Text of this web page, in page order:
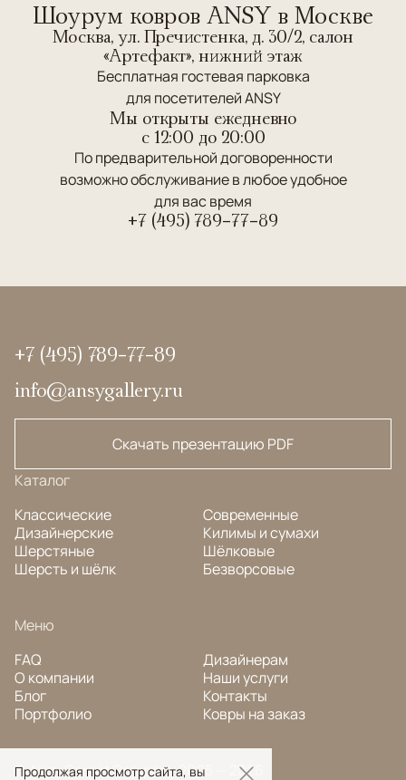
Шоурум ковров ANSY в Москве
Москва, ул. Пречистенка, д. 30/2, салон
«Артефакт», нижний этаж
Бесплатная гостевая парковка
для посетителей ANSY
Мы открыты ежедневно
c 12:00 до 20:00
По предварительной договоренности
возможно обслуживание в любое удобное
для вас время
+7 (495) 789-77-89
+7 (495) 789-77-89
info@ansygallery.ru
Скачать презентацию PDF
Каталог
Классические
Дизайнерские
Шерстяные
Шерсть и шёлк
Современные
Килимы и сумахи
Шёлковые
Безворсовые
Меню
FAQ
О компании
Блог
Портфолио
Дизайнерам
Наши услуги
Контакты
Ковры на заказ
© Ansy Carpet Company 2005 — 2026
Продолжая просмотр сайта, вы